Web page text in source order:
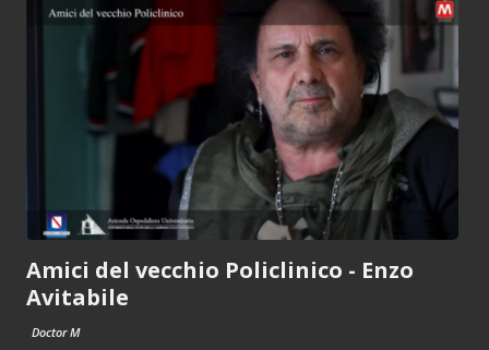
Amici del vecchio Policlinico - Enzo
Avitabile
Doctor M